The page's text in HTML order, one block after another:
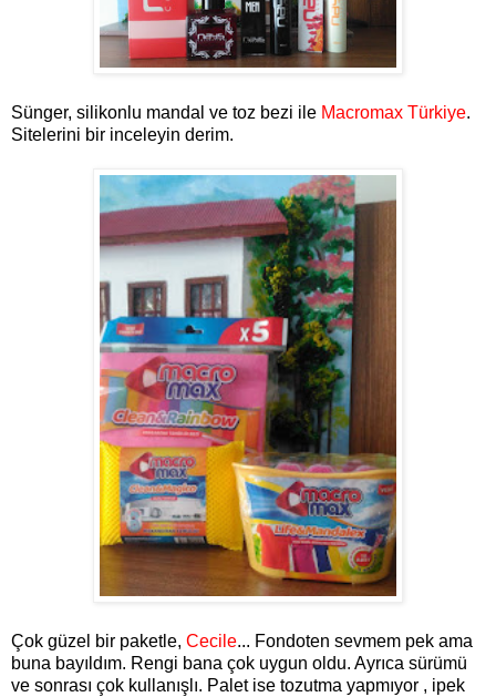
Sünger, silikonlu mandal ve toz bezi ile Macromax Türkiye.
Sitelerini bir inceleyin derim.
Çok güzel bir paketle, Cecile... Fondoten sevmem pek ama
buna bayıldım. Rengi bana çok uygun oldu. Ayrıca sürümü
ve sonrası çok kullanışlı. Palet ise tozutma yapmıyor , ipek